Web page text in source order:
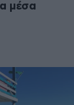
μέσα